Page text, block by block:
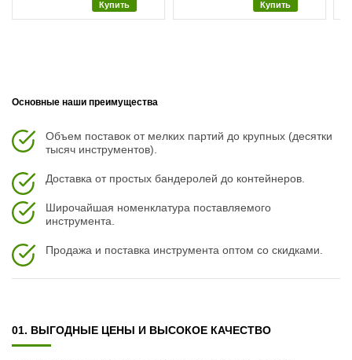
Купить Купить
Основные наши преимущества
Объем поставок от мелких партий до крупных (десятки
тысяч инструментов).
Доставка от простых бандеролей до контейнеров.
Широчайшая номенклатура поставляемого
инструмента.
Продажа и поставка инструмента оптом со скидками.
01. ВЫГОДНЫЕ ЦЕНЫ И ВЫСОКОЕ КАЧЕСТВО